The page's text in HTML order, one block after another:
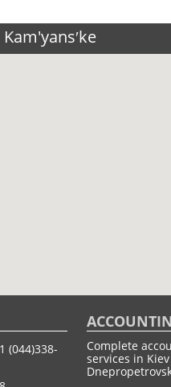
Kam'yansʹke
(044)338-
Complete
services in